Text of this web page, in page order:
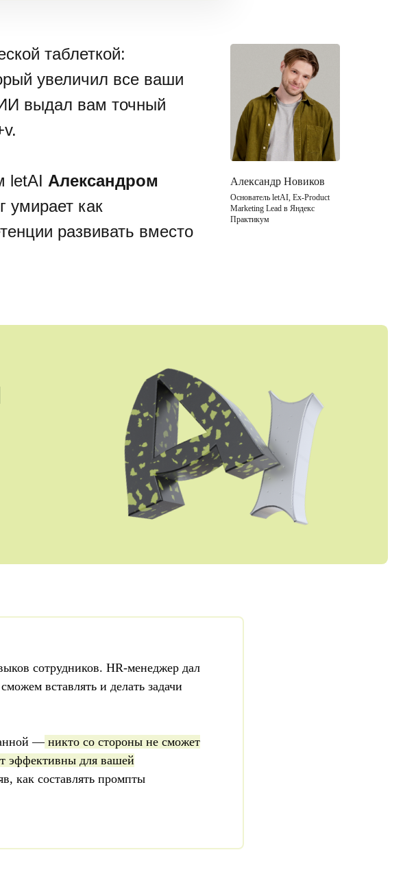
таблеткой:
увеличил все ваши
выдал вам точный
letAI Александром
умирает как
развивать вместо
Александр Новиков
Основатель letAI, Ex-Product
Marketing Lead в Яндекс
Практикум
сотрудников. HR-менеджер дал
вставлять и делать задачи
— никто со стороны не сможет
эффективны для вашей
как составлять промпты